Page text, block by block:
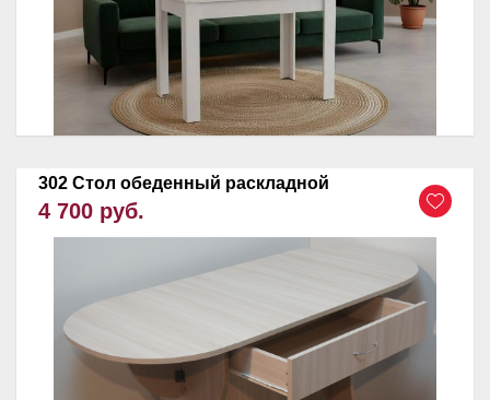
302 Стол обеденный раскладной
4 700 руб.